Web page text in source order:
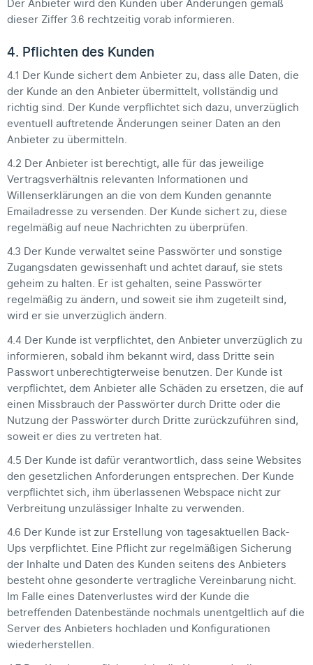
Der Anbieter wird den Kunden über Änderungen gemäß
dieser Ziffer 3.6 rechtzeitig vorab informieren.
4. Pflichten des Kunden
4.1 Der Kunde sichert dem Anbieter zu, dass alle Daten, die
der Kunde an den Anbieter übermittelt, vollständig und
richtig sind. Der Kunde verpflichtet sich dazu, unverzüglich
eventuell auftretende Änderungen seiner Daten an den
Anbieter zu übermitteln.
4.2 Der Anbieter ist berechtigt, alle für das jeweilige
Vertragsverhältnis relevanten Informationen und
Willenserklärungen an die von dem Kunden genannte
Emailadresse zu versenden. Der Kunde sichert zu, diese
regelmäßig auf neue Nachrichten zu überprüfen.
4.3 Der Kunde verwaltet seine Passwörter und sonstige
Zugangsdaten gewissenhaft und achtet darauf, sie stets
geheim zu halten. Er ist gehalten, seine Passwörter
regelmäßig zu ändern, und soweit sie ihm zugeteilt sind,
wird er sie unverzüglich ändern.
4.4 Der Kunde ist verpflichtet, den Anbieter unverzüglich zu
informieren, sobald ihm bekannt wird, dass Dritte sein
Passwort unberechtigterweise benutzen. Der Kunde ist
verpflichtet, dem Anbieter alle Schäden zu ersetzen, die auf
einen Missbrauch der Passwörter durch Dritte oder die
Nutzung der Passwörter durch Dritte zurückzuführen sind,
soweit er dies zu vertreten hat.
4.5 Der Kunde ist dafür verantwortlich, dass seine Websites
den gesetzlichen Anforderungen entsprechen. Der Kunde
verpflichtet sich, ihm überlassenen Webspace nicht zur
Verbreitung unzulässiger Inhalte zu verwenden.
4.6 Der Kunde ist zur Erstellung von tagesaktuellen Back-
Ups verpflichtet. Eine Pflicht zur regelmäßigen Sicherung
der Inhalte und Daten des Kunden seitens des Anbieters
besteht ohne gesonderte vertragliche Vereinbarung nicht.
Im Falle eines Datenverlustes wird der Kunde die
betreffenden Datenbestände nochmals unentgeltlich auf die
Server des Anbieters hochladen und Konfigurationen
wiederherstellen.